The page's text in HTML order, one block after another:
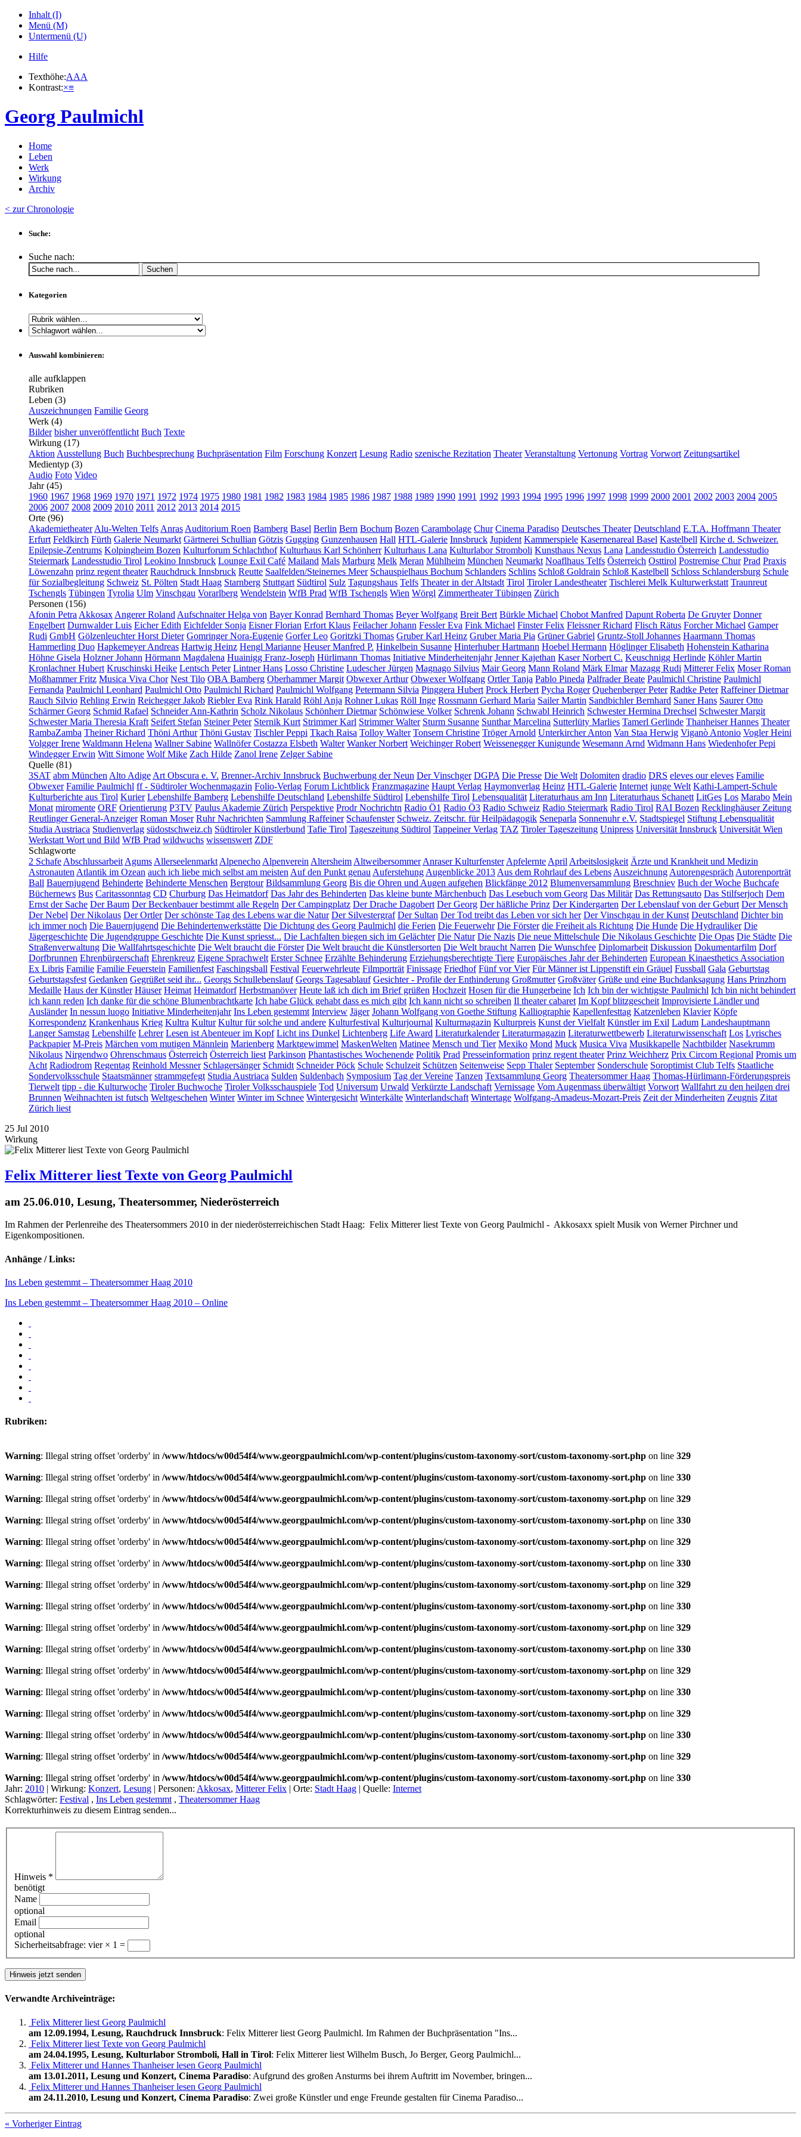
Inhalt (I)
Menü (M)
Untermenü (U)
Hilfe
Texthöhe:AAA
Kontrast:×≡
Georg Paulmichl
Home
Leben
Werk
Wirkung
Archiv
< zur Chronologie
Suche:
Suche nach:
Suchen
Kategorien
Auswahl kombinieren:
alle aufklappen
Rubriken
Leben (3)
Auszeichnungen Familie Georg
Werk (4)
Bilder bisher unveröffentlicht Buch Texte
Wirkung (17)
Aktion Ausstellung Buch Buchbesprechung Buchpräsentation Film Forschung Konzert Lesung Radio szenische Rezitation Theater Veranstaltung Vertonung Vortrag Vorwort Zeitungsartikel
Medientyp (3)
Audio Foto Video
Jahr (45)
1960 1967 1968 1969 1970 1971 1972 1974 1975 1980 1981 1982 1983 1984 1985 1986 1987 1988 1989 1990 1991 1992 1993 1994 1995 1996 1997 1998 1999 2000 2001 2002 2003 2004 2005
2006 2007 2008 2009 2010 2011 2012 2013 2014 2015
Orte (96)
Akademietheater Alu-Welten Telfs Anras Auditorium Roen Bamberg Basel Berlin Bern Bochum Bozen Carambolage Chur Cinema Paradiso Deutsches Theater Deutschland E.T.A. Hoffmann Theater
Erfurt Feldkirch Fürth Galerie Neumarkt Gärtnerei Schullian Götzis Gugging Gunzenhausen Hall HTL-Galerie Innsbruck Jupident Kammerspiele Kasernenareal Basel Kastelbell Kirche d. Schweizer.
Epilepsie-Zentrums Kolpingheim Bozen Kulturforum Schlachthof Kulturhaus Karl Schönherr Kulturhaus Lana Kulturlabor Stromboli Kunsthaus Nexus Lana Landesstudio Österreich Landesstudio
Steiermark Landesstudio Tirol Leokino Innsbruck Lounge Exil Café Mailand Mals Marburg Melk Meran Mühlheim München Neumarkt Noaflhaus Telfs Österreich Osttirol Postremise Chur Prad Praxis
Löwenzahn prinz regent theater Rauchdruck Innsbruck Reutte Saalfelden/Steinernes Meer Schauspielhaus Bochum Schlanders Schlins Schloß Goldrain Schloß Kastelbell Schloss Schlandersburg Schule
für Sozialbegleitung Schweiz St. Pölten Stadt Haag Starnberg Stuttgart Südtirol Sulz Tagungshaus Telfs Theater in der Altstadt Tirol Tiroler Landestheater Tischlerei Melk Kulturwerkstatt Traunreut
Tschengls Tübingen Tyrolia Ulm Vinschgau Vorarlberg Wendelstein WfB Prad WfB Tschengls Wien Wörgl Zimmertheater Tübingen Zürich
Personen (156)
Afonin Petra Akkosax Angerer Roland Aufschnaiter Helga von Bayer Konrad Bernhard Thomas Beyer Wolfgang Breit Bert Bürkle Michael Chobot Manfred Dapunt Roberta De Gruyter Donner
Engelbert Durnwalder Luis Eicher Edith Eichfelder Sonja Eisner Florian Erfort Klaus Feilacher Johann Fessler Eva Fink Michael Finster Felix Fleissner Richard Flisch Rätus Forcher Michael Gamper
Rudi GmbH Gölzenleuchter Horst Dieter Gomringer Nora-Eugenie Gorfer Leo Goritzki Thomas Gruber Karl Heinz Gruber Maria Pia Grüner Gabriel Gruntz-Stoll Johannes Haarmann Thomas
Hammerling Duo Hapkemeyer Andreas Hartwig Heinz Hengl Marianne Heuser Manfred P. Hinkelbein Susanne Hinterhuber Hartmann Hoebel Hermann Höglinger Elisabeth Hohenstein Katharina
Höhne Gisela Holzner Johann Hörmann Magdalena Huainigg Franz-Joseph Hürlimann Thomas Initiative Minderheitenjahr Jenner Kajethan Kaser Norbert C. Keuschnigg Herlinde Köhler Martin
Kronlachner Hubert Kruschinski Heike Lentsch Peter Lintner Hans Losso Christine Ludescher Jürgen Magnago Silvius Mair Georg Mann Roland Märk Elmar Mazagg Rudi Mitterer Felix Moser Roman
Moßhammer Fritz Musica Viva Chor Nest Tilo OBA Bamberg Oberhammer Margit Obwexer Arthur Obwexer Wolfgang Ortler Tanja Pablo Pineda Palfrader Beate Paulmichl Christine Paulmichl
Fernanda Paulmichl Leonhard Paulmichl Otto Paulmichl Richard Paulmichl Wolfgang Petermann Silvia Pinggera Hubert Prock Herbert Pycha Roger Quehenberger Peter Radtke Peter Raffeiner Dietmar
Rauch Silvio Rehling Erwin Reichegger Jakob Riebler Eva Rink Harald Röhl Anja Rohner Lukas Röll Inge Rossmann Gerhard Maria Sailer Martin Sandbichler Bernhard Saner Hans Saurer Otto
Schärmer Georg Schmid Rafael Schneider Ann-Kathrin Scholz Nikolaus Schönherr Dietmar Schönwiese Volker Schrenk Johann Schwabl Heinrich Schwester Hermina Drechsel Schwester Margit
Schwester Maria Theresia Kraft Seifert Stefan Steiner Peter Sternik Kurt Strimmer Karl Strimmer Walter Sturm Susanne Sunthar Marcelina Sutterlüty Marlies Tamerl Gerlinde Thanheiser Hannes Theater
RambaZamba Theiner Richard Thöni Arthur Thöni Gustav Tischler Peppi Tkach Raisa Tolloy Walter Tonsern Christine Tröger Arnold Unterkircher Anton Van Staa Herwig Viganò Antonio Vogler Heini
Volgger Irene Waldmann Helena Wallner Sabine Wallnöfer Costazza Elsbeth Walter Wanker Norbert Weichinger Robert Weissenegger Kunigunde Wesemann Arnd Widmann Hans Wiedenhofer Pepi
Windegger Erwin Witt Simone Wolf Mike Zach Hilde Zanol Irene Zelger Sabine
Quelle (81)
3SAT abm München Alto Adige Art Obscura e. V. Brenner-Archiv Innsbruck Buchwerbung der Neun Der Vinschger DGPA Die Presse Die Welt Dolomiten dradio DRS eleves our eleves Familie
Obwexer Familie Paulmichl ff - Südtiroler Wochenmagazin Folio-Verlag Forum Lichtblick Franzmagazine Haupt Verlag Haymonverlag Heinz HTL-Galerie Internet junge Welt Kathi-Lampert-Schule
Kulturberichte aus Tirol Kurier Lebenshilfe Bamberg Lebenshilfe Deutschland Lebenshilfe Südtirol Lebenshilfe Tirol Lebensqualität Literaturhaus am Inn Literaturhaus Schanett LitGes Los Marabo Mein
Monat miromente ORF Orientierung P3TV Paulus Akademie Zürich Perspektive Prodr Nochrichtn Radio Ö1 Radio Ö3 Radio Schweiz Radio Steiermark Radio Tirol RAI Bozen Recklinghäuser Zeitung
Reutlinger General-Anzeiger Roman Moser Ruhr Nachrichten Sammlung Raffeiner Schaufenster Schweiz. Zeitschr. für Heilpädagogik Seneparla Sonnenuhr e.V. Stadtspiegel Stiftung Lebensqualität
Studia Austriaca Studienverlag südostschweiz.ch Südtiroler Künstlerbund Tafie Tirol Tageszeitung Südtirol Tappeiner Verlag TAZ Tiroler Tageszeitung Unipress Universität Innsbruck Universität Wien
Werkstatt Wort und Bild WfB Prad wildwuchs wissenswert ZDF
Schlagworte
2 Schafe Abschlussarbeit Agums Allerseelenmarkt Alpenecho Alpenverein Altersheim Altweibersommer Anraser Kulturfenster Apfelernte April Arbeitslosigkeit Ärzte und Krankheit und Medizin
Astronauten Atlantik im Ozean auch ich liebe mich selbst am meisten Auf den Punkt genau Auferstehung Augenblicke 2013 Aus dem Rohrlauf des Lebens Auszeichnung Autorengespräch Autorenporträt
Ball Bauernjugend Behinderte Behinderte Menschen Bergtour Bildsammlung Georg Bis die Ohren und Augen aufgehen Blickfänge 2012 Blumenversammlung Breschniev Buch der Woche Buchcafe
Büchernews Bus Caritassonntag CD Churburg Das Heimatdorf Das Jahr des Behinderten Das kleine bunte Märchenbuch Das Lesebuch vom Georg Das Militär Das Rettungsauto Das Stilfserjoch Dem
Ernst der Sache Der Baum Der Beckenbauer bestimmt alle Regeln Der Campingplatz Der Drache Dagobert Der Georg Der häßliche Prinz Der Kindergarten Der Lebenslauf von der Geburt Der Mensch
Der Nebel Der Nikolaus Der Ortler Der schönste Tag des Lebens war die Natur Der Silvestergraf Der Sultan Der Tod treibt das Leben vor sich her Der Vinschgau in der Kunst Deutschland Dichter bin
ich immer noch Die Bauernjugend Die Behindertenwerkstätte Die Dichtung des Georg Paulmichl die Ferien Die Feuerwehr Die Förster die Freiheit als Richtung Die Hunde Die Hydrauliker Die
Jägergeschichte Die Jugendgruppe Geschichte Die Kunst spriesst... Die Lachfalten biegen sich im Gelächter Die Natur Die Nazis Die neue Mittelschule Die Nikolaus Geschichte Die Opas Die Städte Die
Straßenverwaltung Die Wallfahrtsgeschichte Die Welt braucht die Förster Die Welt braucht die Künstlersorten Die Welt braucht Narren Die Wunschfee Diplomarbeit Diskussion Dokumentarfilm Dorf
Dorfbrunnen Ehrenbürgerschaft Ehrenkreuz Eigene Sprachwelt Erster Schnee Erzählte Behinderung Erziehungsberechtigte Tiere Europäisches Jahr der Behinderten European Kinaesthetics Association
Ex Libris Familie Familie Feuerstein Familienfest Faschingsball Festival Feuerwehrleute Filmporträt Finissage Friedhof Fünf vor Vier Für Männer ist Lippenstift ein Gräuel Fussball Gala Geburtstag
Geburtstagsfest Gedanken Gegrüßet seid ihr... Georgs Schullebenslauf Georgs Tagesablauf Gesichter - Profile der Enthinderung Großmutter Großväter Grüße und eine Buchdanksagung Hans Prinzhorn
Medaille Haus der Künstler Häuser Heimat Heimatdorf Herbstmanöver Heute laß ich dich im Brief grüßen Hochzeit Hosen für die Hungerbeine Ich Ich bin der wichtigste Paulmichl Ich bin nicht behindert
ich kann reden Ich danke für die schöne Blumenbrachtkarte Ich habe Glück gehabt dass es mich gibt Ich kann nicht so schreiben Il theater cabaret Im Kopf blitzgescheit Improvisierte Ländler und
Ausländer In nessun luogo Initiative Minderheitenjahr Ins Leben gestemmt Interview Jäger Johann Wolfgang von Goethe Stiftung Kalliographie Kapellenfesttag Katzenleben Klavier Köpfe
Korrespondenz Krankenhaus Krieg Kultra Kultur Kultur für solche und andere Kulturfestival Kulturjournal Kulturmagazin Kulturpreis Kunst der Vielfalt Künstler im Exil Ladum Landeshauptmann
Langer Samstag Lebenshilfe Lehrer Lesen ist Abenteuer im Kopf Licht ins Dunkel Lichtenberg Life Award Literaturkalender Literaturmagazin Literaturwettbewerb Literaturwissenschaft Los Lyrisches
Packpapier M-Preis Märchen vom mutigen Männlein Marienberg Marktgewimmel MaskenWelten Matinee Mensch und Tier Mexiko Mond Muck Musica Viva Musikkapelle Nachtbilder Nasekrumm
Nikolaus Nirgendwo Ohrenschmaus Österreich Österreich liest Parkinson Phantastisches Wochenende Politik Prad Presseinformation prinz regent theater Prinz Weichherz Prix Circom Regional Promis um
Acht Radiodrom Regentag Reinhold Messner Schlagersänger Schmidt Schneider Pöck Schule Schulzeit Schützen Seitenweise Sepp Thaler September Sonderschule Soroptimist Club Telfs Staatliche
Sondervolksschule Staatsmänner strammgefegt Studia Austriaca Sulden Suldenbach Symposium Tag der Vereine Tanzen Textsammlung Georg Theatersommer Haag Thomas-Hürlimann-Förderungspreis
Tierwelt tipp - die Kulturwoche Tiroler Buchwoche Tiroler Volksschauspiele Tod Universum Urwald Verkürzte Landschaft Vernissage Vom Augenmass überwältigt Vorwort Wallfahrt zu den heilgen drei
Brunnen Weihnachten ist futsch Weltgeschehen Winter Winter im Schnee Wintergesicht Winterkälte Winterlandschaft Wintertage Wolfgang-Amadeus-Mozart-Preis Zeit der Minderheiten Zeugnis Zitat
Zürich liest
25 Jul 2010
Wirkung
Felix Mitterer liest Texte von Georg Paulmichl
am 25.06.010, Lesung, Theatersommer, Niederösterreich
Im Rahmen der Perlenreihe des Theatersommers 2010 in der niederösterreichischen Stadt Haag: Felix Mitterer liest Texte von Georg Paulmichl - Akkosaxx spielt Musik von Werner Pirchner und
Eigenkompositionen.
Anhänge / Links:
Ins Leben gestemmt – Theatersommer Haag 2010
Ins Leben gestemmt – Theatersommer Haag 2010 – Online
Rubriken:
Warning: Illegal string offset 'orderby' in /www/htdocs/w00d54f4/www.georgpaulmichl.com/wp-content/plugins/custom-taxonomy-sort/custom-taxonomy-sort.php on line 329
Warning: Illegal string offset 'orderby' in /www/htdocs/w00d54f4/www.georgpaulmichl.com/wp-content/plugins/custom-taxonomy-sort/custom-taxonomy-sort.php on line 330
Warning: Illegal string offset 'orderby' in /www/htdocs/w00d54f4/www.georgpaulmichl.com/wp-content/plugins/custom-taxonomy-sort/custom-taxonomy-sort.php on line 329
Warning: Illegal string offset 'orderby' in /www/htdocs/w00d54f4/www.georgpaulmichl.com/wp-content/plugins/custom-taxonomy-sort/custom-taxonomy-sort.php on line 330
Warning: Illegal string offset 'orderby' in /www/htdocs/w00d54f4/www.georgpaulmichl.com/wp-content/plugins/custom-taxonomy-sort/custom-taxonomy-sort.php on line 329
Warning: Illegal string offset 'orderby' in /www/htdocs/w00d54f4/www.georgpaulmichl.com/wp-content/plugins/custom-taxonomy-sort/custom-taxonomy-sort.php on line 330
Warning: Illegal string offset 'orderby' in /www/htdocs/w00d54f4/www.georgpaulmichl.com/wp-content/plugins/custom-taxonomy-sort/custom-taxonomy-sort.php on line 329
Warning: Illegal string offset 'orderby' in /www/htdocs/w00d54f4/www.georgpaulmichl.com/wp-content/plugins/custom-taxonomy-sort/custom-taxonomy-sort.php on line 330
Warning: Illegal string offset 'orderby' in /www/htdocs/w00d54f4/www.georgpaulmichl.com/wp-content/plugins/custom-taxonomy-sort/custom-taxonomy-sort.php on line 329
Warning: Illegal string offset 'orderby' in /www/htdocs/w00d54f4/www.georgpaulmichl.com/wp-content/plugins/custom-taxonomy-sort/custom-taxonomy-sort.php on line 330
Warning: Illegal string offset 'orderby' in /www/htdocs/w00d54f4/www.georgpaulmichl.com/wp-content/plugins/custom-taxonomy-sort/custom-taxonomy-sort.php on line 329
Warning: Illegal string offset 'orderby' in /www/htdocs/w00d54f4/www.georgpaulmichl.com/wp-content/plugins/custom-taxonomy-sort/custom-taxonomy-sort.php on line 330
Warning: Illegal string offset 'orderby' in /www/htdocs/w00d54f4/www.georgpaulmichl.com/wp-content/plugins/custom-taxonomy-sort/custom-taxonomy-sort.php on line 329
Warning: Illegal string offset 'orderby' in /www/htdocs/w00d54f4/www.georgpaulmichl.com/wp-content/plugins/custom-taxonomy-sort/custom-taxonomy-sort.php on line 330
Warning: Illegal string offset 'orderby' in /www/htdocs/w00d54f4/www.georgpaulmichl.com/wp-content/plugins/custom-taxonomy-sort/custom-taxonomy-sort.php on line 329
Warning: Illegal string offset 'orderby' in /www/htdocs/w00d54f4/www.georgpaulmichl.com/wp-content/plugins/custom-taxonomy-sort/custom-taxonomy-sort.php on line 330
Jahr: 2010 | Wirkung: Konzert, Lesung | Personen: Akkosax, Mitterer Felix | Orte: Stadt Haag | Quelle: Internet
Schlagwörter: Festival , Ins Leben gestemmt , Theatersommer Haag
Korrekturhinweis zu diesem Eintrag senden...
Hinweis *
benötigt
Name
optional
Email
optional
Sicherheitsabfrage: vier × 1 =
Verwandte Archiveinträge:
Felix Mitterer liest Georg Paulmichl
am 12.09.1994, Lesung, Rauchdruck Innsbruck: Felix Mitterer liest Georg Paulmichl. Im Rahmen der Buchpräsentation "Ins...
Felix Mitterer liest Texte von Georg Paulmichl
am 24.04.1995, Lesung, Kulturlabor Stromboli, Hall in Tirol: Felix Mitterer liest Wilhelm Busch, Jo Berger, Georg Paulmichl...
Felix Mitterer und Hannes Thanheiser lesen Georg Paulmichl
am 13.01.2011, Lesung und Konzert, Cinema Paradiso: Aufgrund des großen Ansturms bei ihrem Auftritt im November, bringen...
Felix Mitterer und Hannes Thanheiser lesen Georg Paulmichl
am 24.11.2010, Lesung und Konzert, Cinema Paradiso: Zwei große Künstler und enge Freunde gestalten für Cinema Paradiso...
« Vorheriger Eintrag